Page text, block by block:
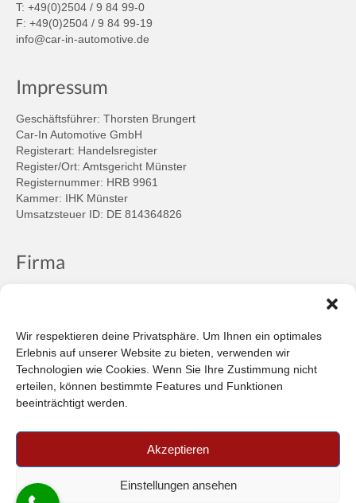
Wir respektieren deine Privatsphäre. Um Ihnen ein optimales
Erlebnis auf unserer Website zu bieten, verwenden wir
Technologien wie Cookies. Wenn Sie Ihre Zustimmung nicht
erteilen, können bestimmte Features und Funktionen
beeinträchtigt werden.
Akzeptieren
Einstellungen ansehen
T: +49(0)2504 / 9 84 99-0
F: +49(0)2504 / 9 84 99-19
info@car-in-automotive.de
Impressum
Geschäftsführer: Thorsten Brungert
Car-In Automotive GmbH
Registerart: Handelsregister
Register/Ort: Amtsgericht Münster
Registernummer: HRB 9961
Kammer: IHK Münster
Umsatzsteuer ID: DE 814364826
Firma
Über uns
Informationen
Plattform der EU-Kommission zur Online-Streitbeilegung
Unsere AGB (PDF)